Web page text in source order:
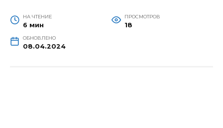
НА ЧТЕНИЕ
6 мин
ПРОСМОТРОВ
18
ОБНОВЛЕНО
08.04.2024